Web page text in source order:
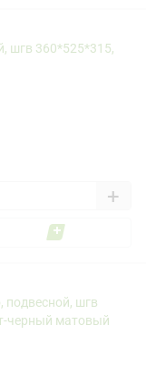
шгв 360*525*315,
+
подвесной, шгв
черный матовый